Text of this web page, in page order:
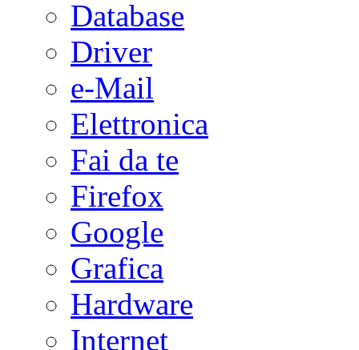
Database
Driver
e-Mail
Elettronica
Fai da te
Firefox
Google
Grafica
Hardware
Internet